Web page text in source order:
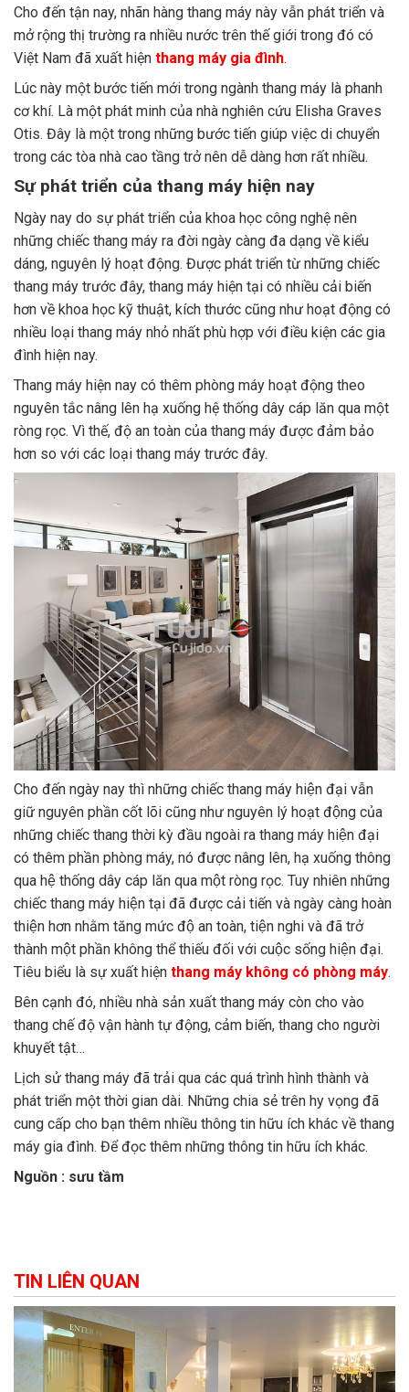
Cho đến tận nay, nhãn hàng thang máy này vẫn phát triển và
mở rộng thị trường ra nhiều nước trên thế giới trong đó có
Việt Nam đã xuất hiện thang máy gia đình.
Lúc này một bước tiến mới trong ngành thang máy là phanh
cơ khí. Là một phát minh của nhà nghiên cứu Elisha Graves
Otis. Đây là một trong những bước tiến giúp việc di chuyển
trong các tòa nhà cao tầng trở nên dễ dàng hơn rất nhiều.
Sự phát triển của thang máy hiện nay
Ngày nay do sự phát triển của khoa học công nghệ nên
những chiếc thang máy ra đời ngày càng đa dạng về kiểu
dáng, nguyên lý hoạt động. Được phát triển từ những chiếc
thang máy trước đây, thang máy hiện tại có nhiều cải biến
hơn về khoa học kỹ thuật, kích thước cũng như hoạt động có
nhiều loại thang máy nhỏ nhất phù hợp với điều kiện các gia
đình hiện nay.
Thang máy hiện nay có thêm phòng máy hoạt động theo
nguyên tắc nâng lên hạ xuống hệ thống dây cáp lăn qua một
ròng rọc. Vì thế, độ an toàn của thang máy được đảm bảo
hơn so với các loại thang máy trước đây.
Cho đến ngày nay thì những chiếc thang máy hiện đại vẫn
giữ nguyên phần cốt lõi cũng như nguyên lý hoạt động của
những chiếc thang thời kỳ đầu ngoài ra thang máy hiện đại
có thêm phần phòng máy, nó được nâng lên, hạ xuống thông
qua hệ thống dây cáp lăn qua một ròng rọc. Tuy nhiên những
chiếc thang máy hiện tại đã được cải tiến và ngày càng hoàn
thiện hơn nhằm tăng mức độ an toàn, tiện nghi và đã trở
thành một phần không thể thiếu đối với cuộc sống hiện đại.
Tiêu biểu là sự xuất hiện thang máy không có phòng máy.
Bên cạnh đó, nhiều nhà sản xuất thang máy còn cho vào
thang chế độ vận hành tự động, cảm biến, thang cho người
khuyết tật…
Lịch sử thang máy đã trải qua các quá trình hình thành và
phát triển một thời gian dài. Những chia sẻ trên hy vọng đã
cung cấp cho bạn thêm nhiều thông tin hữu ích khác về thang
máy gia đình. Để đọc thêm những thông tin hữu ích khác.
Nguồn : sưu tầm
TIN LIÊN QUAN